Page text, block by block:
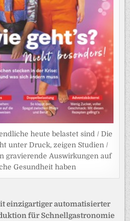
heute belastet sind / Die
unter Druck, zeigen Studien /
gravierende Auswirkungen auf
Gesundheit haben
einzigartiger automatisierter
für Schnellgastronomie